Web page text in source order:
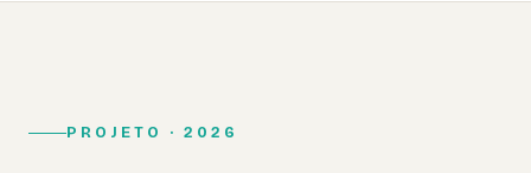
PROJETO · 2026